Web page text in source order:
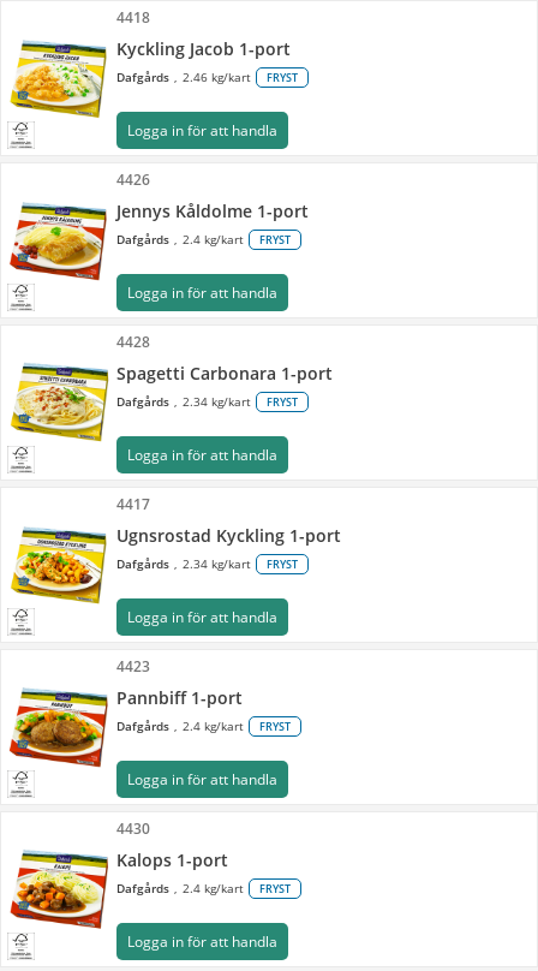
4418
Kyckling Jacob 1-port
Dafgårds 2.46 kg/kart FRYST
Logga in för att handla
4426
Jennys Kåldolme 1-port
Dafgårds 2.4 kg/kart FRYST
Logga in för att handla
4428
Spagetti Carbonara 1-port
Dafgårds 2.34 kg/kart FRYST
Logga in för att handla
4417
Ugnsrostad Kyckling 1-port
Dafgårds 2.34 kg/kart FRYST
Logga in för att handla
4423
Pannbiff 1-port
Dafgårds 2.4 kg/kart FRYST
Logga in för att handla
4430
Kalops 1-port
Dafgårds 2.4 kg/kart FRYST
Logga in för att handla